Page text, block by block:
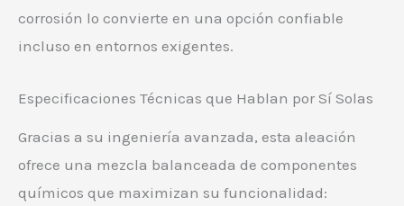
corrosión lo convierte en una opción confiable
incluso en entornos exigentes.
Especificaciones Técnicas que Hablan por Sí Solas
Gracias a su ingeniería avanzada, esta aleación
ofrece una mezcla balanceada de componentes
químicos que maximizan su funcionalidad: